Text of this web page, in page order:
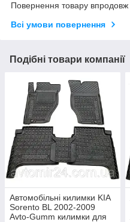
Повернення товару впродовж
Всі умови повернення
Подібні товари компанії
Автомобільні килимки KIA
Sorento BL 2002-2009
Avto-Gumm килимки для